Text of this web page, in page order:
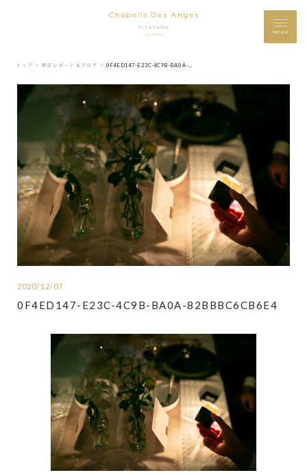
MENU
トップ ＞ 挙式レポート＆ブログ ＞ 0F4ED147-E23C-4C9B-BA0A-82BBBC6CB6E4
2020/12/07
0F4ED147-E23C-4C9B-BA0A-82BBBC6CB6E4